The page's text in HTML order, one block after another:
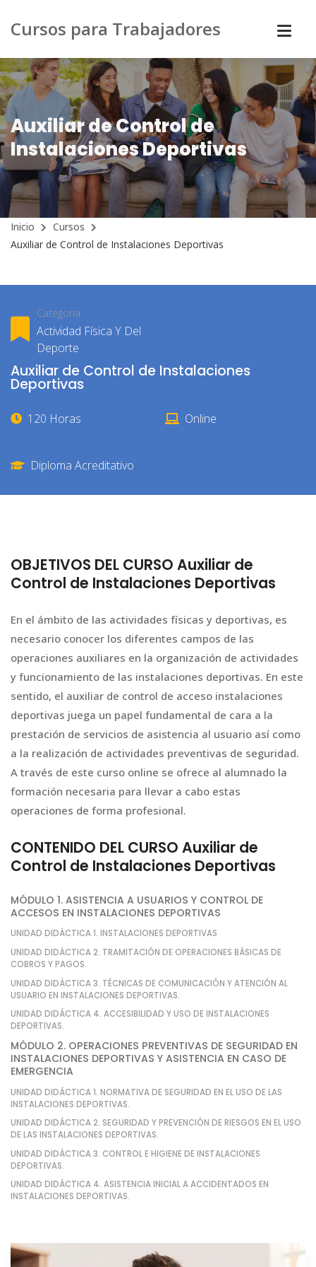
Cursos para Trabajadores
Auxiliar de Control de
Instalaciones Deportivas
Inicio
Cursos
Auxiliar de Control de Instalaciones Deportivas
Categoría
Actividad Física Y Del
Deporte
Auxiliar de Control de Instalaciones
Deportivas
120 Horas Online
Diploma Acreditativo
OBJETIVOS DEL CURSO Auxiliar de
Control de Instalaciones Deportivas
En el ámbito de las actividades físicas y deportivas, es
necesario conocer los diferentes campos de las
operaciones auxiliares en la organización de actividades
y funcionamiento de las instalaciones deportivas. En este
sentido, el auxiliar de control de acceso instalaciones
deportivas juega un papel fundamental de cara a la
prestación de servicios de asistencia al usuario así como
a la realización de actividades preventivas de seguridad.
A través de este curso online se ofrece al alumnado la
formación necesaria para llevar a cabo estas
operaciones de forma profesional.
CONTENIDO DEL CURSO Auxiliar de
Control de Instalaciones Deportivas
MÓDULO 1. ASISTENCIA A USUARIOS Y CONTROL DE
ACCESOS EN INSTALACIONES DEPORTIVAS
UNIDAD DIDÁCTICA 1. INSTALACIONES DEPORTIVAS
UNIDAD DIDÁCTICA 2. TRAMITACIÓN DE OPERACIONES BÁSICAS DE
COBROS Y PAGOS.
UNIDAD DIDÁCTICA 3. TÉCNICAS DE COMUNICACIÓN Y ATENCIÓN AL
USUARIO EN INSTALACIONES DEPORTIVAS.
UNIDAD DIDÁCTICA 4. ACCESIBILIDAD Y USO DE INSTALACIONES
DEPORTIVAS.
MÓDULO 2. OPERACIONES PREVENTIVAS DE SEGURIDAD EN
INSTALACIONES DEPORTIVAS Y ASISTENCIA EN CASO DE
EMERGENCIA
UNIDAD DIDÁCTICA 1. NORMATIVA DE SEGURIDAD EN EL USO DE LAS
INSTALACIONES DEPORTIVAS.
UNIDAD DIDÁCTICA 2. SEGURIDAD Y PREVENCIÓN DE RIESGOS EN EL USO
DE LAS INSTALACIONES DEPORTIVAS.
UNIDAD DIDÁCTICA 3. CONTROL E HIGIENE DE INSTALACIONES
DEPORTIVAS.
UNIDAD DIDÁCTICA 4. ASISTENCIA INICIAL A ACCIDENTADOS EN
INSTALACIONES DEPORTIVAS.